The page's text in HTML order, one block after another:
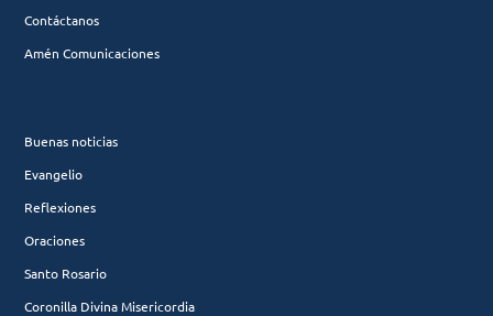
Contáctanos
Amén Comunicaciones
Buenas noticias
Evangelio
Reflexiones
Oraciones
Santo Rosario
Coronilla Divina Misericordia